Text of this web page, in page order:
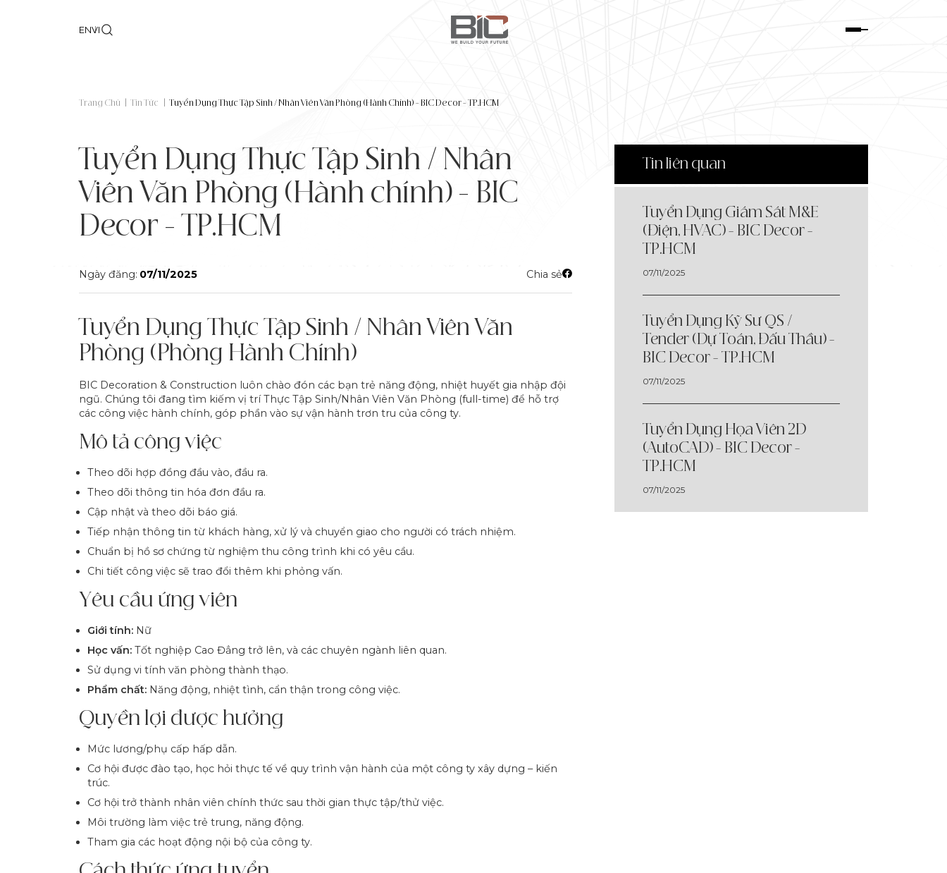
ENVI
Trang Chủ Tin Tức Tuyển Dụng Thực Tập Sinh / Nhân Viên Văn Phòng (Hành Chính) – BIC Decor – TP.HCM
Tuyển Dụng Thực Tập Sinh / Nhân
Viên Văn Phòng (Hành chính) - BIC
Decor - TP.HCM
Ngày đăng: 07/11/2025 Chia sẻ
Tuyển Dụng Thực Tập Sinh / Nhân Viên Văn
Phòng (Phòng Hành Chính)
BIC Decoration & Construction luôn chào đón các bạn trẻ năng động, nhiệt huyết gia nhập đội
ngũ. Chúng tôi đang tìm kiếm vị trí Thực Tập Sinh/Nhân Viên Văn Phòng (full-time) để hỗ trợ
các công việc hành chính, góp phần vào sự vận hành trơn tru của công ty.
Mô tả công việc
Theo dõi hợp đồng đầu vào, đầu ra.
Theo dõi thông tin hóa đơn đầu ra.
Cập nhật và theo dõi báo giá.
Tiếp nhận thông tin từ khách hàng, xử lý và chuyển giao cho người có trách nhiệm.
Chuẩn bị hồ sơ chứng từ nghiệm thu công trình khi có yêu cầu.
Chi tiết công việc sẽ trao đổi thêm khi phỏng vấn.
Yêu cầu ứng viên
Giới tính: Nữ
Học vấn: Tốt nghiệp Cao Đẳng trở lên, và các chuyên ngành liên quan.
Sử dụng vi tính văn phòng thành thạo.
Phẩm chất: Năng động, nhiệt tình, cẩn thận trong công việc.
Quyền lợi được hưởng
Mức lương/phụ cấp hấp dẫn.
Cơ hội được đào tạo, học hỏi thực tế về quy trình vận hành của một công ty xây dựng – kiến
trúc.
Cơ hội trở thành nhân viên chính thức sau thời gian thực tập/thử việc.
Môi trường làm việc trẻ trung, năng động.
Tham gia các hoạt động nội bộ của công ty.
Tin liên quan
Tuyển Dụng Giám Sát M&E
(Điện, HVAC) - BIC Decor -
TP.HCM
07/11/2025
Tuyển Dụng Kỹ Sư QS /
Tender (Dự Toán, Đấu Thầu) -
BIC Decor - TP.HCM
07/11/2025
Tuyển Dụng Họa Viên 2D
(AutoCAD) - BIC Decor -
TP.HCM
07/11/2025